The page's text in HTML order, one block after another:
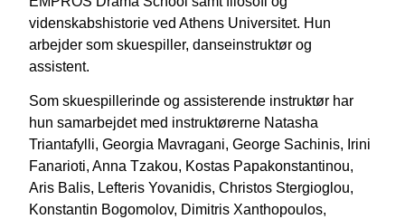
videnskabshistorie ved Athens Universitet. Hun
arbejder som skuespiller, danseinstruktør og
assistent.
Som skuespillerinde og assisterende instruktør har
hun samarbejdet med instruktørerne Natasha
Triantafylli, Georgia Mavragani, George Sachinis, Irini
Fanarioti, Anna Tzakou, Kostas Papakonstantinou,
Aris Balis, Lefteris Yovanidis, Christos Stergioglou,
Konstantin Bogomolov, Dimitris Xanthopoulos,